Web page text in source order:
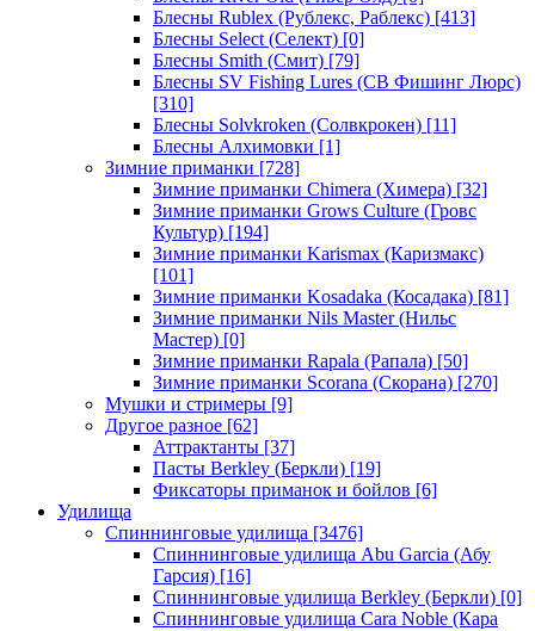
Блесны Rublex (Рублекс, Раблекс) [413]
Блесны Select (Селект) [0]
Блесны Smith (Смит) [79]
Блесны SV Fishing Lures (СВ Фишинг Люрс)
[310]
Блесны Solvkroken (Солвкрокен) [11]
Блесны Алхимовки [1]
Зимние приманки [728]
Зимние приманки Chimera (Химера) [32]
Зимние приманки Grows Culture (Гровс
Культур) [194]
Зимние приманки Karismax (Каризмакс)
[101]
Зимние приманки Kosadaka (Косадака) [81]
Зимние приманки Nils Master (Нильс
Мастер) [0]
Зимние приманки Rapala (Рапала) [50]
Зимние приманки Scorana (Скорана) [270]
Мушки и стримеры [9]
Другое разное [62]
Аттрактанты [37]
Пасты Berkley (Беркли) [19]
Фиксаторы приманок и бойлов [6]
Удилища
Спиннинговые удилища [3476]
Спиннинговые удилища Abu Garcia (Абу
Гарсия) [16]
Спиннинговые удилища Berkley (Беркли) [0]
Спиннинговые удилища Cara Noble (Кара